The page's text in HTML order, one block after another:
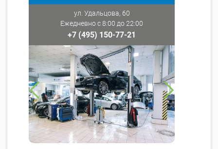
ул. Удальцова, 60
Ежедневно с 8:00 до 22:00
+7 (495) 150-77-21